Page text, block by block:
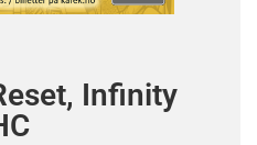
Infinity